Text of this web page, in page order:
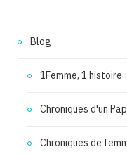
Blog
1Femme, 1 histoire
Chroniques d'un
Chroniques de